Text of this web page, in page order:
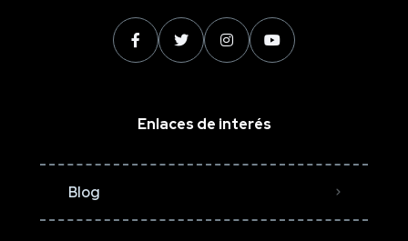
Enlaces de interés
Blog